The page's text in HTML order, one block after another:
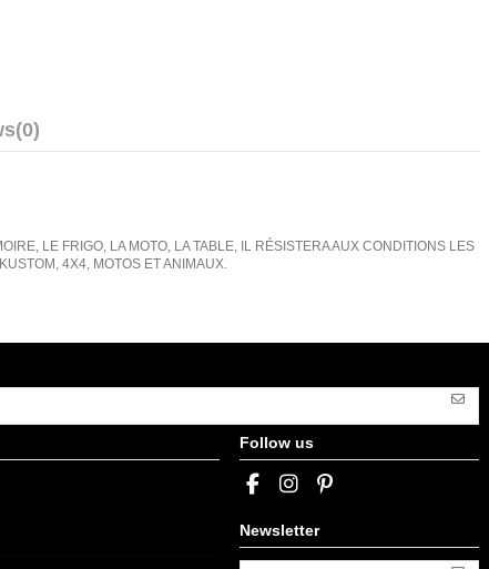
(0)
LE FRIGO, LA MOTO, LA TABLE, IL RÉSISTERA AUX CONDITIONS LES
4X4, MOTOS ET ANIMAUX.
Follow us
Newsletter